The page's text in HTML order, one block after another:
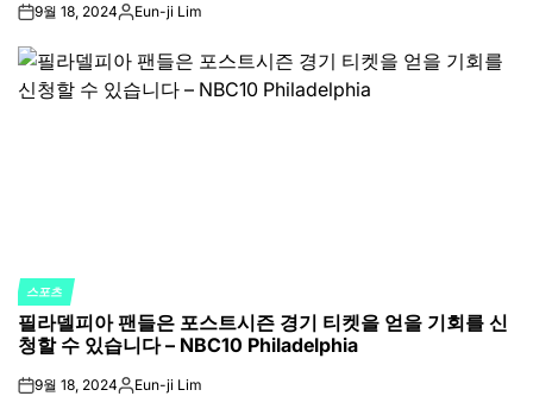
on9월 18, 2024Posted
Eun-ji Lim
POSTED
IN
스포츠
필라델피아 팬들은 포스트시즌 경기 티켓을 얻을 기회를 신
청할 수 있습니다 – NBC10 Philadelphia
on9월 18, 2024Posted
Eun-ji Lim